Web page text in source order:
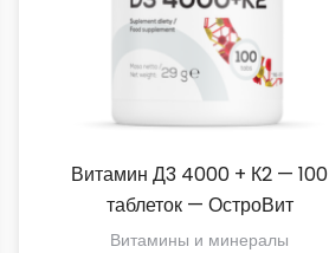
Витамин Д3 4000 + К2 — 100
таблеток — ОстроВит
Витамины и минералы